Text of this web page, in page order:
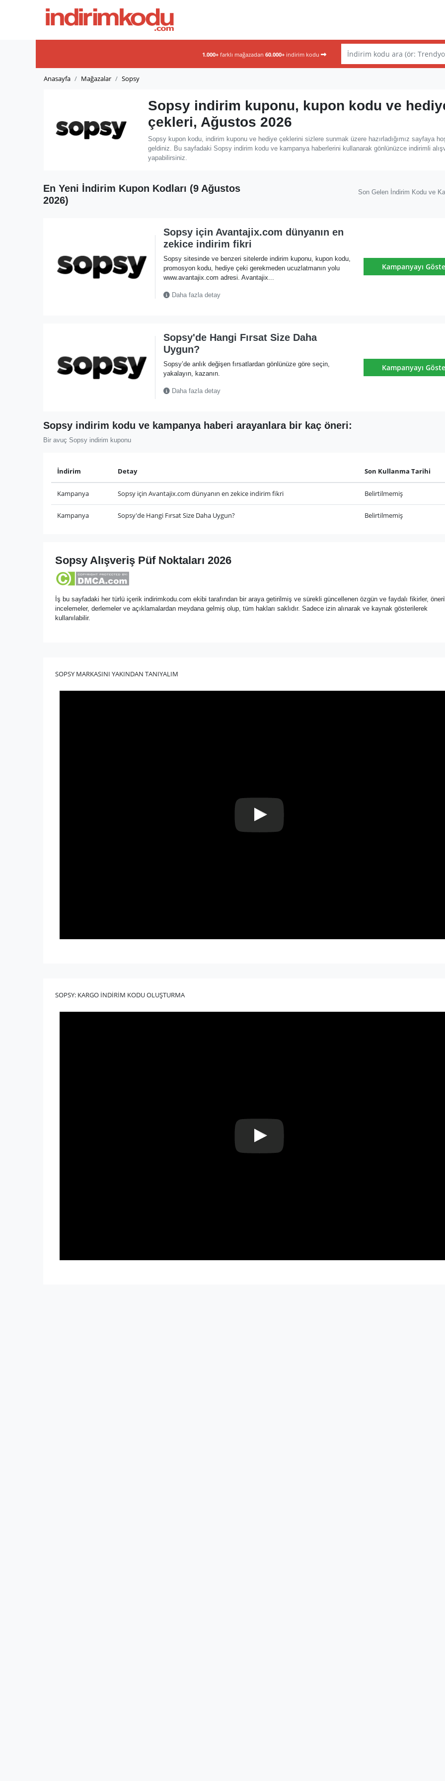
1.000+ farklı mağazadan 60.000+ indirim kodu
Anasayfa Mağazalar Sopsy
Sopsy indirim kuponu, kupon kodu ve
çekleri, Ağustos 2026
Sopsy kupon kodu, indirim kuponu ve hediye çeklerini sizlere sunmak üzere hazırladığımız sayfaya
geldiniz. Bu sayfadaki Sopsy indirim kodu ve kampanya haberlerini kullanarak gönlünüzce indirimli
yapabilirsiniz.
En Yeni İndirim Kupon Kodları (9 Ağustos
2026)
Son Gelen İndirim Kodu ve
Sopsy için Avantajix.com dünyanın en
zekice indirim fikri
Sopsy sitesinde ve benzeri sitelerde indirim kuponu, kupon kodu,
promosyon kodu, hediye çeki gerekmeden ucuzlatmanın yolu
www.avantajix.com adresi. Avantajix...
Daha fazla detay
Kampanyayı
Sopsy'de Hangi Fırsat Size Daha
Uygun?
Sopsy’de anlık değişen fırsatlardan gönlünüze göre seçin,
yakalayın, kazanın.
Daha fazla detay
Kampanyayı
Sopsy indirim kodu ve kampanya haberi arayanlara bir kaç öneri:
Bir avuç Sopsy indirim kuponu
İndirim Detay Son Kullanma Tarihi
Kampanya Sopsy için Avantajix.com dünyanın en zekice indirim fikri Belirtilmemiş
Kampanya Sopsy'de Hangi Fırsat Size Daha Uygun? Belirtilmemiş
Sopsy Alışveriş Püf Noktaları 2026
İş bu sayfadaki her türlü içerik indirimkodu.com ekibi tarafından bir araya getirilmiş ve sürekli güncellenen özgün ve faydalı fikirler,
incelemeler, derlemeler ve açıklamalardan meydana gelmiş olup, tüm hakları saklıdır. Sadece izin alınarak ve kaynak gösterilerek
kullanılabilir.
SOPSY MARKASINI YAKINDAN TANIYALIM
SOPSY: KARGO İNDİRİM KODU OLUŞTURMA